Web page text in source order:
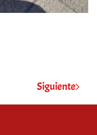
Siguiente